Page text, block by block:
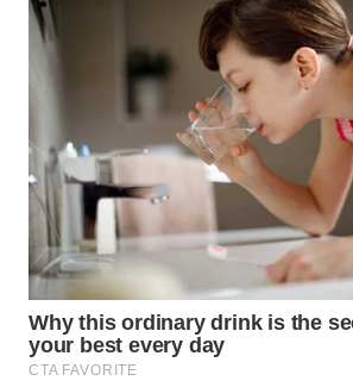
WN
NIAS
WN
TAPANULI
SELATAN
WN
TANJUNG
LESUNG